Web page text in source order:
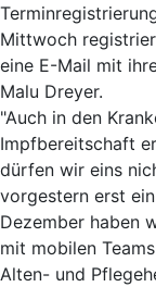
Mittwoch
eine E-Mail mit
Malu Dreyer.
"Auch in den
Impfbereitschaft
dürfen wir eins
vorgestern erst
Dezember haben
mit mobilen
Alten- und